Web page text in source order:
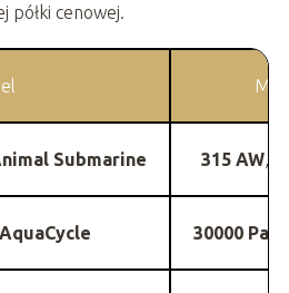
półki cenowej.
Submarine 315 AW,
30000 Pa